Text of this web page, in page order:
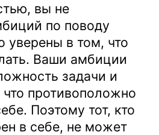
вы не
по поводу
уверены в том, что
Ваши амбиции
задачи и
противоположно
Поэтому тот, кто
в себе, не может